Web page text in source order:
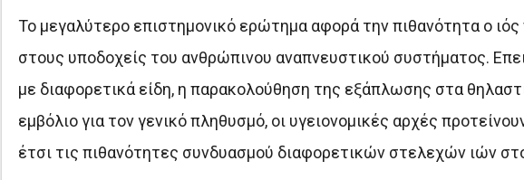
Το μεγαλύτερο επιστημονικό ερώτημα αφορά την πιθανότητα ο
στους υποδοχείς του ανθρώπινου αναπνευστικού συστήματος.
με διαφορετικά είδη, η παρακολούθηση της εξάπλωσης στα
εμβόλιο για τον γενικό πληθυσμό, οι υγειονομικές αρχές
έτσι τις πιθανότητες συνδυασμού διαφορετικών στελεχών ιών